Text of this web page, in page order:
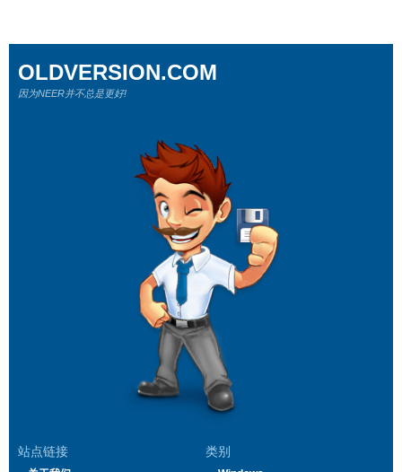
站点链接 类别
OLDVERSION.COM
因为NEER并不总是更好!